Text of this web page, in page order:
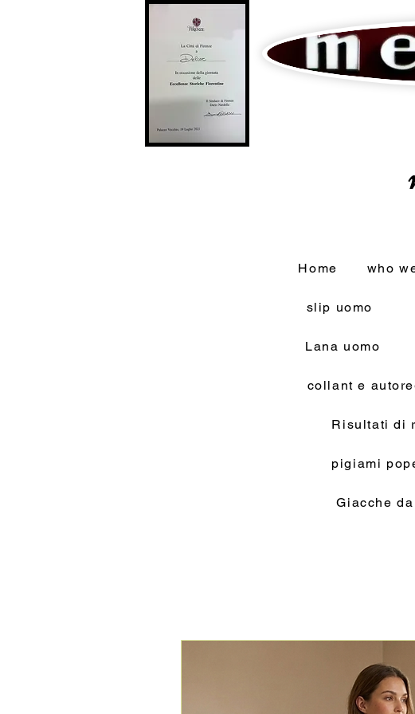
Home who
slip uomo
Lana uomo
collant e
Risultati di
pigiami
Giacche